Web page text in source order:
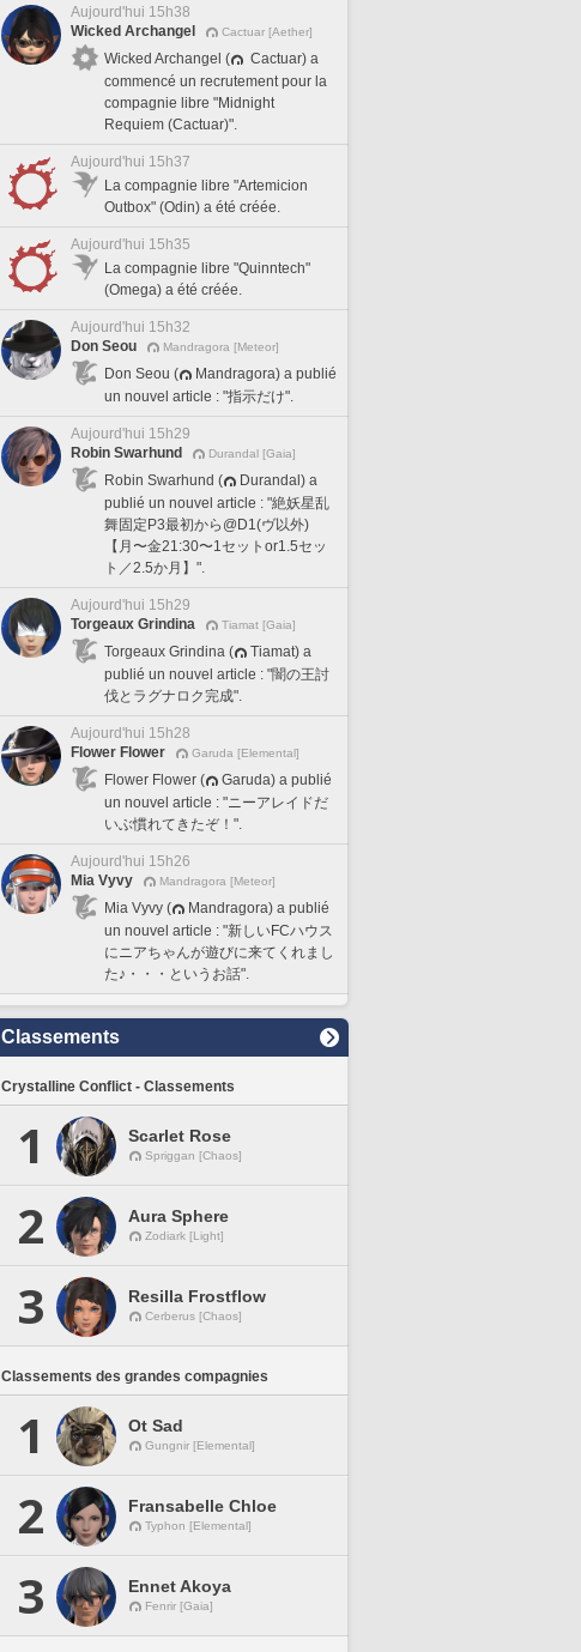
Aujourd'hui 15h38
Wicked Archangel
Cactuar [Aether]
Wicked Archangel (
Cactuar) a
commencé un recrutement pour la
compagnie libre "Midnight
Requiem (Cactuar)".
Aujourd'hui 15h37
La compagnie libre "Artemicion
Outbox" (Odin) a été créée.
Aujourd'hui 15h35
La compagnie libre "Quinntech"
(Omega) a été créée.
Aujourd'hui 15h32
Don Seou
Mandragora [Meteor]
Don Seou (
Mandragora) a publié
un nouvel article : "指示だけ".
Aujourd'hui 15h29
Robin Swarhund
Durandal [Gaia]
Robin Swarhund (
Durandal) a
publié un nouvel article : "絶妖星乱
舞固定P3最初から@D1(ヴ以外)
【月〜金21:30〜1セットor1.5セッ
ト／2.5か月】".
Aujourd'hui 15h29
Torgeaux Grindina
Tiamat [Gaia]
Torgeaux Grindina (
Tiamat) a
publié un nouvel article : "闇の王討
伐とラグナロク完成".
Aujourd'hui 15h28
Flower Flower
Garuda [Elemental]
Flower Flower (
Garuda) a publié
un nouvel article : "ニーアレイドだ
いぶ慣れてきたぞ！".
Aujourd'hui 15h26
Mia Vyvy
Mandragora [Meteor]
Mia Vyvy (
Mandragora) a publié
un nouvel article : "新しいFCハウス
にニアちゃんが遊びに来てくれまし
た♪・・・というお話".
Classements
Crystalline Conflict - Classements
1 Scarlet Rose
Spriggan [Chaos]
2 Aura Sphere
Zodiark [Light]
3 Resilla Frostflow
Cerberus [Chaos]
Classements des grandes compagnies
1 Ot Sad
Gungnir [Elemental]
2 Fransabelle Chloe
Typhon [Elemental]
3 Ennet Akoya
Fenrir [Gaia]